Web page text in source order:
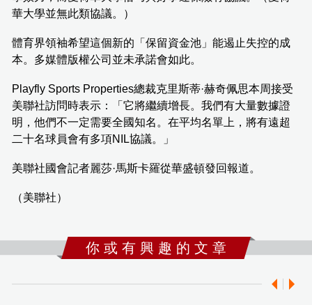
華大學並無此類協議。）
體育界領袖希望這個新的「保留資金池」能遏止失控的成
本。多媒體版權公司並未承諾會如此。
Playfly Sports Properties總裁克里斯蒂·赫奇佩思本周接受
美聯社訪問時表示：「它將繼續增長。我們有大量數據證
明，他們不一定需要全國知名。在平均名單上，將有遠超
二十名球員會有多項NIL協議。」
美聯社國會記者麗莎·馬斯卡羅從華盛頓發回報道。
（美聯社）
你 或 有 興 趣 的 文 章